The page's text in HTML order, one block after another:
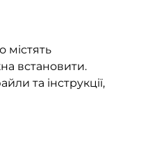
містять
встановити.
та інструкції,